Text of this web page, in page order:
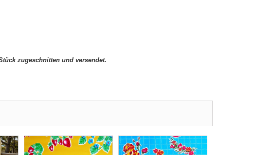
zugeschnitten und versendet.